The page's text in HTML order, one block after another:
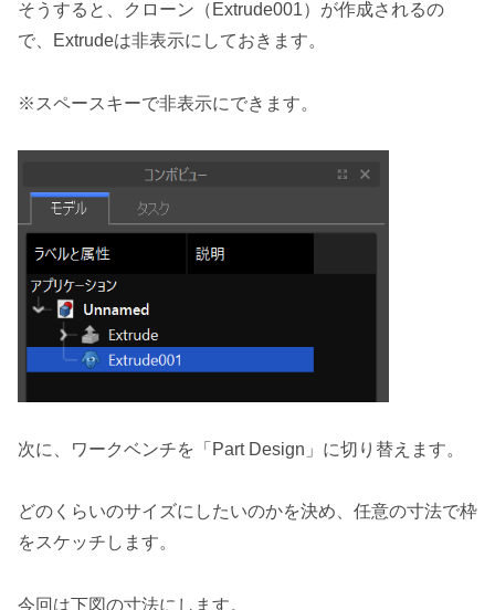
そうすると、クローン（Extrude001）が作成されるの
で、Extrudeは非表示にしておきます。
※スペースキーで非表示にできます。
次に、ワークベンチを「Part Design」に切り替えます。
どのくらいのサイズにしたいのかを決め、任意の寸法で枠
をスケッチします。
今回は下図の寸法にします。